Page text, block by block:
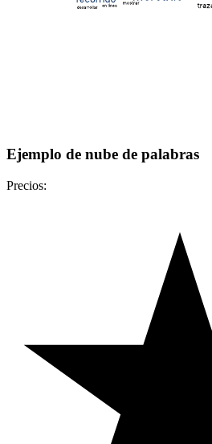
Ejemplo de nube de palabras
Precios: